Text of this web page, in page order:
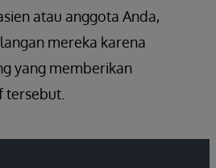
atau anggota Anda,
mereka karena
yang memberikan
tersebut.